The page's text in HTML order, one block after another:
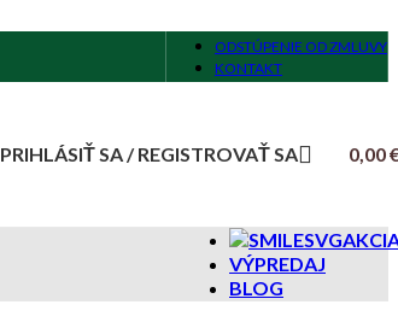
ODSTÚPENIE OD ZMLUVY
KONTAKT
PRIHLÁSIŤ SA / REGISTROVAŤ SA 0,00
VÝPREDAJ
BLOG